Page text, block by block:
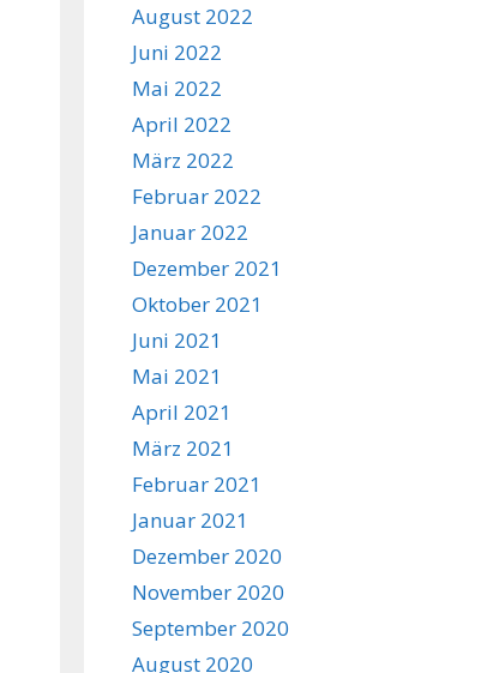
August 2022
Juni 2022
Mai 2022
April 2022
März 2022
Februar 2022
Januar 2022
Dezember 2021
Oktober 2021
Juni 2021
Mai 2021
April 2021
März 2021
Februar 2021
Januar 2021
Dezember 2020
November 2020
September 2020
August 2020